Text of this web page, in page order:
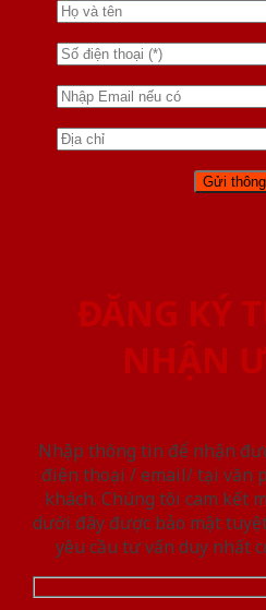
ĐĂNG KÝ
NHẬN
Nhập thông tin để nhận
điện thoại / email/ tại văn
khách. Chúng tôi cam kết
dưới đây được bảo mật tuyệt
yêu cầu tư vấn duy nhất